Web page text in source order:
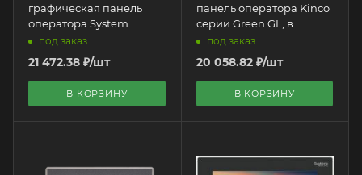
графическая панель
оператора System
Electric | 7" HMI
под заказ
21 472.38 ₽/шт
В КОРЗИНУ
панель оператора Kinco
серии Green GL, в
пластиковом корпусе, 7"
(800x480px), 24 VDC,
1хRS232/485, 1хRJ45
Ethernet
под заказ
20 058.82₽/шт
В КОРЗИНУ